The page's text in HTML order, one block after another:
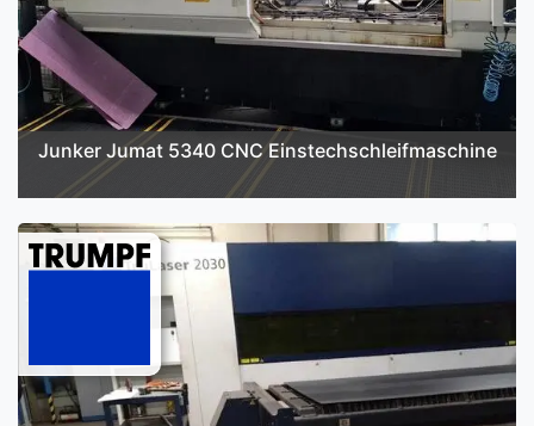
Junker Jumat 5340 CNC Einstechschleifmaschine